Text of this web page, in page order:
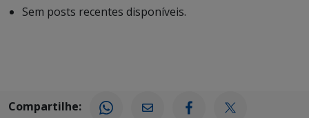
Sem posts recentes disponíveis.
Compartilhe: